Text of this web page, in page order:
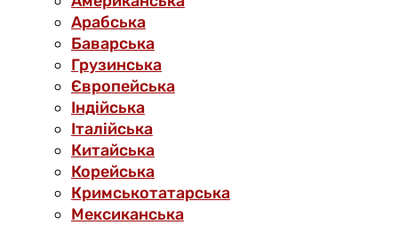
Арабська
Баварська
Грузинська
Європейська
Індійська
Італійська
Китайська
Корейська
Кримськотатарська
Мексиканська